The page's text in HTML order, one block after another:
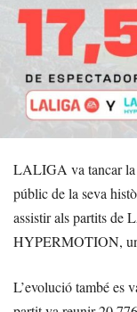
LALIGA va tancar la
públic de la seva
assistir als partits
HYPERMOTION, un
L’evolució també es